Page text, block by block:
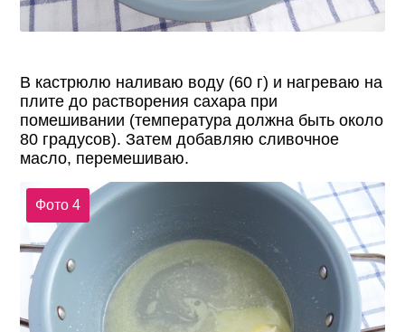
В кастрюлю наливаю воду (60 г) и нагреваю на
плите до растворения сахара при
помешивании (температура должна быть около
80 градусов). Затем добавляю сливочное
масло, перемешиваю.
Фото 4